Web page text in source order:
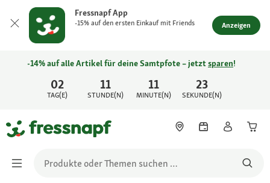
Fressnapf App
-15% auf den ersten Einkauf mit Friends Anzeigen
02
TAG(E)
11
STUNDE(N)
11
MINUTE(N)
23
SEKUNDE(N)
-14% auf alle Artikel für deine Samtpfote – jetztsparen!